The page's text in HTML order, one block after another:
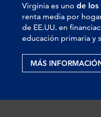
Virginia es uno de los
renta media por
de EE.UU. en
educación primaria y
MÁS